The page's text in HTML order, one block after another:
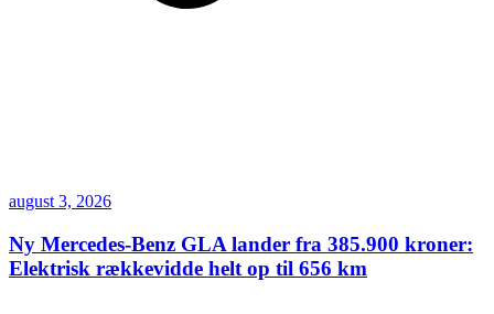
august 3, 2026
Ny Mercedes-Benz GLA lander fra 385.900 kroner:
Elektrisk rækkevidde helt op til 656 km